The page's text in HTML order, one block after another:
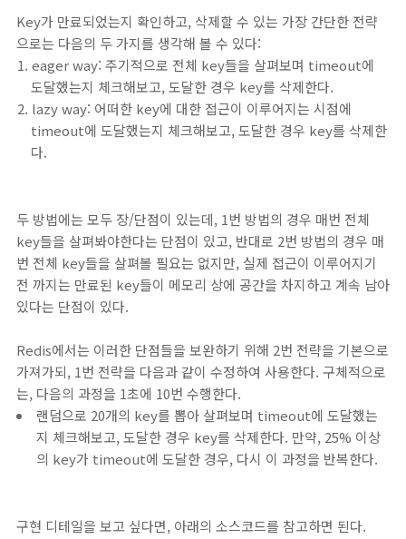
Key가 만료되었는지 확인하고, 삭제할 수 있는 가장 간단한 전략
으로는 다음의 두 가지를 생각해 볼 수 있다:
eager way: 주기적으로 전체 key들을 살펴보며 timeout에
도달했는지 체크해보고, 도달한 경우 key를 삭제한다.
lazy way: 어떠한 key에 대한 접근이 이루어지는 시점에
timeout에 도달했는지 체크해보고, 도달한 경우 key를 삭제한
다.
두 방법에는 모두 장/단점이 있는데, 1번 방법의 경우 매번 전체
key들을 살펴봐야한다는 단점이 있고, 반대로 2번 방법의 경우 매
번 전체 key들을 살펴볼 필요는 없지만, 실제 접근이 이루어지기
전 까지는 만료된 key들이 메모리 상에 공간을 차지하고 계속 남아
있다는 단점이 있다.
Redis에서는 이러한 단점들을 보완하기 위해 2번 전략을 기본으로
가져가되, 1번 전략을 다음과 같이 수정하여 사용한다. 구체적으로
는, 다음의 과정을 1초에 10번 수행한다.
랜덤으로 20개의 key를 뽑아 살펴보며 timeout에 도달했는
지 체크해보고, 도달한 경우 key를 삭제한다. 만약, 25% 이상
의 key가 timeout에 도달한 경우, 다시 이 과정을 반복한다.
구현 디테일을 보고 싶다면, 아래의 소스코드를 참고하면 된다.